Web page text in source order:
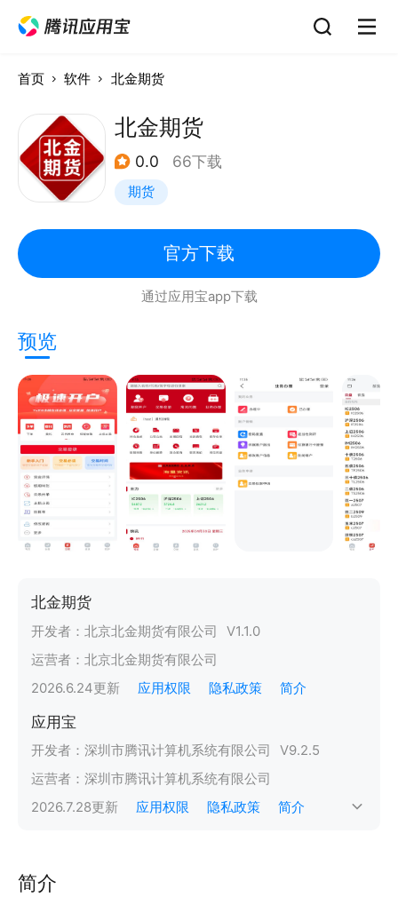
首页 软件 北金期货
北金期货
0.0 66下载
期货
官方下载
通过应用宝app下载
预览
北金期货
开发者： 北京北金期货有限公司 V1.1.0
运营者： 北京北金期货有限公司
2026.6.24更新 应用权限 隐私政策 简介
应用宝
开发者： 深圳市腾讯计算机系统有限公司 V9.2.5
运营者： 深圳市腾讯计算机系统有限公司
2026.7.28更新 应用权限 隐私政策 简介
简介